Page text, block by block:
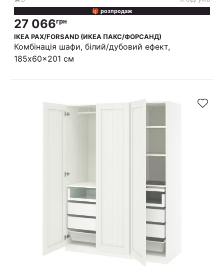
🎁 розпродаж
27 066грн
IKEA PAX/FORSAND (ИКЕА ПАКС/ФОРСАНД)
Комбінація шафи, білий/дубовий ефект,
185x60x201 см